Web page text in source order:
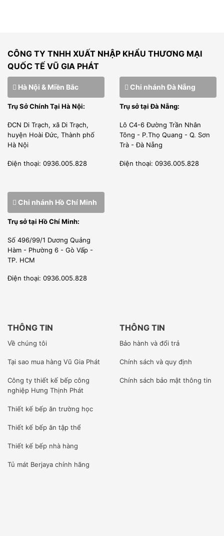
CÔNG TY TNHH XUẤT NHẬP KHẨU THƯƠNG MẠI
QUỐC TẾ VŨ GIA PHÁT
Hà Nội & Miền Bắc
Trụ Sở Chính Tại Hà Nội:
ĐCN Di Trạch, xã Di Trạch,
huyện Hoài Đức, Thành phố
Hà Nội
Điện thoại: 0936.005.828
Chi nhánh Đà Nẵng
Trụ sở tại Đà Nẵng:
Lô C4-6 Đường Trần Nhân
Tông - P.Thọ Quang - Q. Sơn
Trà - Đà Nẵng
Điện thoại: 0936.005.828
Chi nhánh Hồ Chí Minh
Trụ sở tại Hồ Chí Minh:
Số 496/99/1 Dương Quảng
Hàm - Phường 6 - Gò Vấp -
TP. HCM
Điện thoại: 0936.005.828
THÔNG TIN
Về chúng tôi
Tại sao mua hàng Vũ Gia Phát
Công ty thiết kế bếp công
nghiệp Hưng Thịnh Phát
Thiết kế bếp ăn trường học
Thiết kế bếp ăn tập thể
Thiết kế bếp nhà hàng
Tủ mát Berjaya chính hãng
THÔNG TIN
Bảo hành và đổi trả
Chính sách và quy định
Chính sách bảo mật thông tin